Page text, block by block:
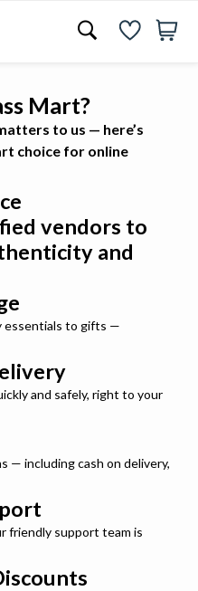
Mart?
to us — here’s
choice for online
vendors to
and
essentials to gifts —
and safely, right to your
— including cash on delivery,
friendly support team is